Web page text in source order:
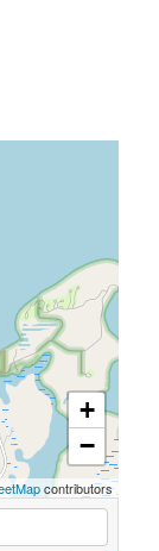
+
−
contributors